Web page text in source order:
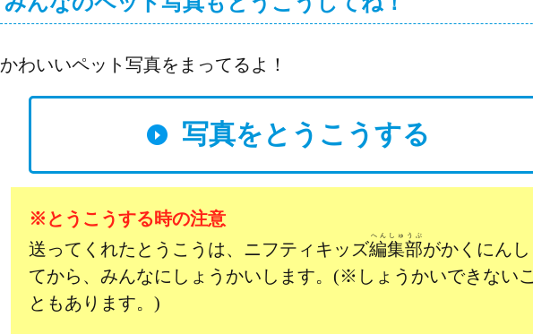
かわいいペット写真をまってるよ！
写真をとうこうする
※とうこうする時の注意
送ってくれたとうこうは、ニフティキッズ編集部
へんしゅうぶ
がかくにんし
てから、みんなにしょうかいします。(※しょうかいできないこ
ともあります。)